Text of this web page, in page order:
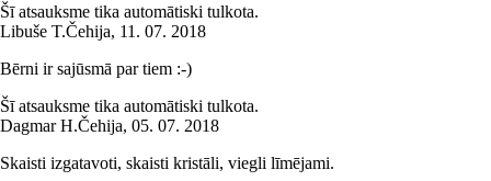
Šī atsauksme tika automātiski tulkota.
Libuše T.Čehija, 11. 07. 2018
Bērni ir sajūsmā par tiem :-)
Šī atsauksme tika automātiski tulkota.
Dagmar H.Čehija, 05. 07. 2018
Skaisti izgatavoti, skaisti kristāli, viegli līmējami.